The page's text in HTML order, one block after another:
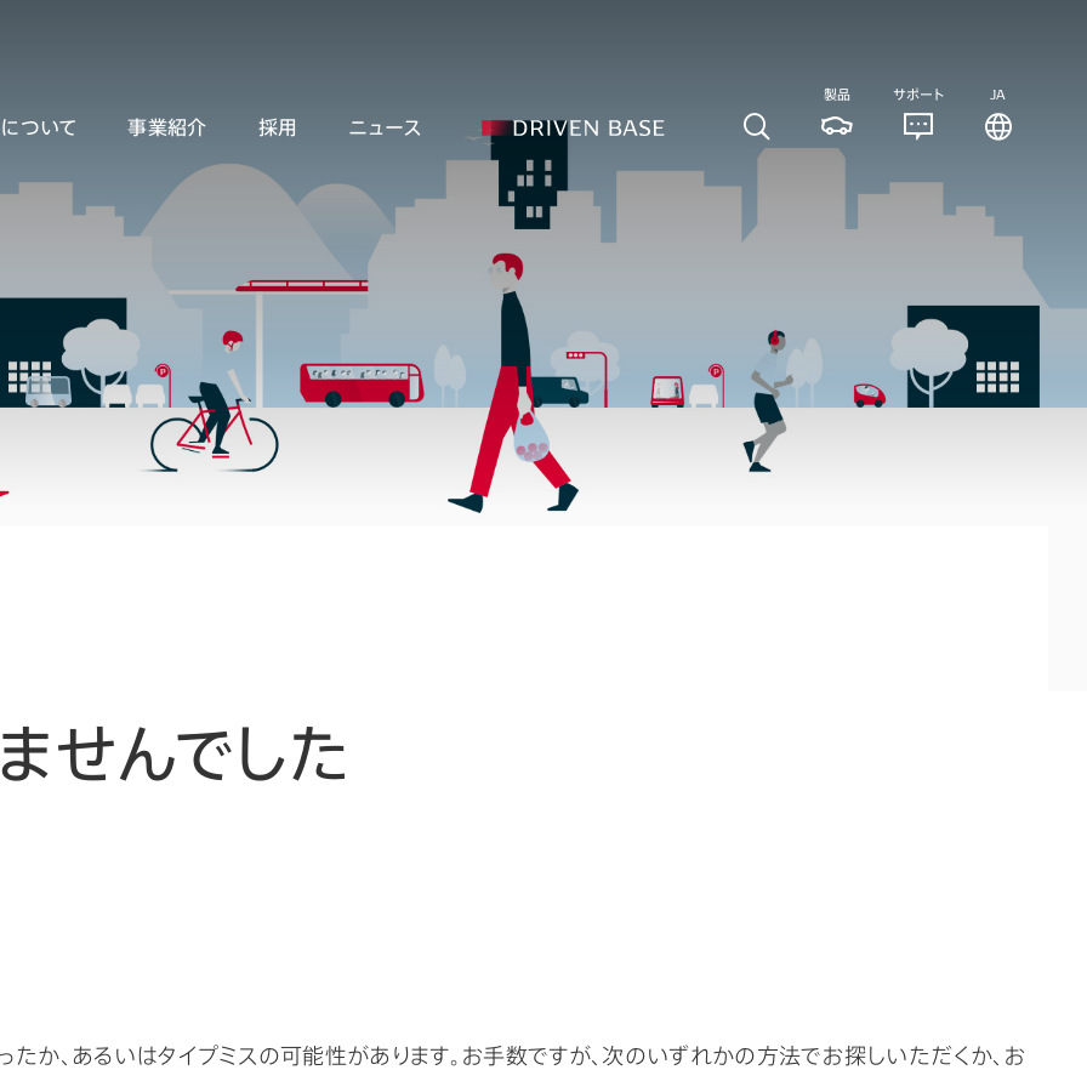
ついて 事業紹介 採用 ニュース
製品 サポート JA
せんでした
か、あるいはタイプミスの可能性があります。お手数ですが、次のいずれかの方法でお探しいただくか、お